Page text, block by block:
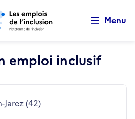
au contenu principal
Menu
emploi inclusif
Jarez (42)